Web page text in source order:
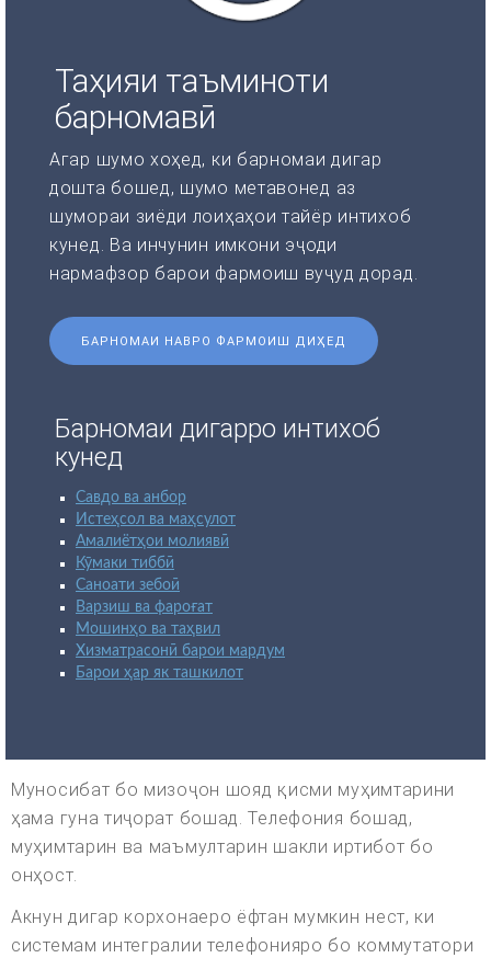
Таҳияи таъминоти
барномавӣ
Агар шумо хоҳед, ки барномаи дигар
дошта бошед, шумо метавонед аз
шумораи зиёди лоиҳаҳои тайёр интихоб
кунед. Ва инчунин имкони эҷоди
нармафзор барои фармоиш вуҷуд дорад.
БАРНОМАИ НАВРО ФАРМОИШ ДИҲЕД
Барномаи дигарро интихоб
кунед
Савдо ва анбор
Истеҳсол ва маҳсулот
Амалиётҳои молиявӣ
Кӯмаки тиббӣ
Саноати зебоӣ
Варзиш ва фароғат
Мошинҳо ва таҳвил
Хизматрасонӣ барои мардум
Барои ҳар як ташкилот
Муносибат бо мизоҷон шояд қисми муҳимтарини
ҳама гуна тиҷорат бошад. Телефония бошад,
муҳимтарин ва маъмултарин шакли иртибот бо
онҳост.
Акнун дигар корхонаеро ёфтан мумкин нест, ки
системам интегралии телефонияро бо коммутатори